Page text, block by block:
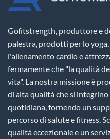
Gofitstrength, produttore e
palestra, prodotti per lo
l'allenamento cardio e
fermamente che "la qualità
vita". La nostra missione è
di alta qualità che si
quotidiana, fornendo un
percorso di salute e fitness.
qualità eccezionale e un